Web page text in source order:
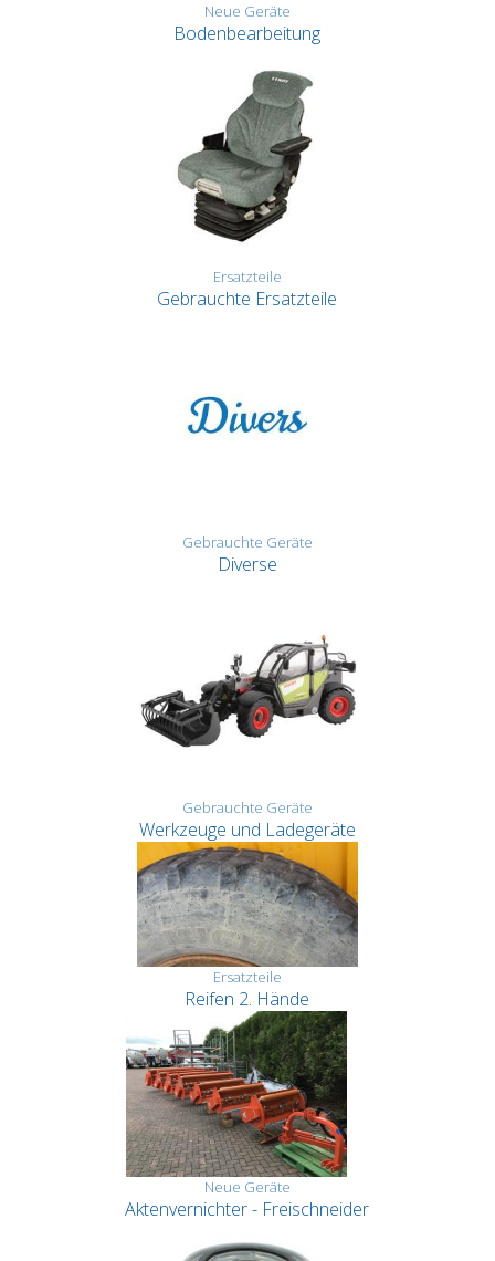
Neue Geräte
Bodenbearbeitung
Ersatzteile
Gebrauchte Ersatzteile
Gebrauchte Geräte
Diverse
Gebrauchte Geräte
Werkzeuge und Ladegeräte
Ersatzteile
Reifen 2. Hände
Neue Geräte
Aktenvernichter - Freischneider